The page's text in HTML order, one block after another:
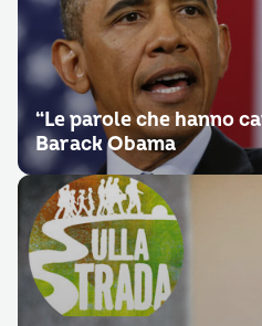
“Le parole che hanno
Barack Obama